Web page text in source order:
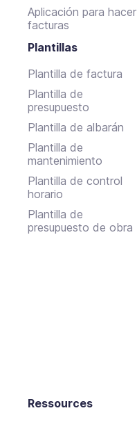
Aplicación para hacer
facturas
Plantillas
Plantilla de factura
Plantilla de
presupuesto
Plantilla de albarán
Plantilla de
mantenimiento
Plantilla de control
horario
Plantilla de
presupuesto de obra
Ressources